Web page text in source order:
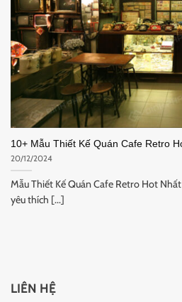
10+ Mẫu Thiết Kế Quán Cafe Retro
20/12/2024
Mẫu Thiết Kế Quán Cafe Retro Hot
yêu thích [...]
LIÊN HỆ